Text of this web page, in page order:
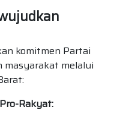
komitmen Partai
masyarakat melalui
Rakyat: